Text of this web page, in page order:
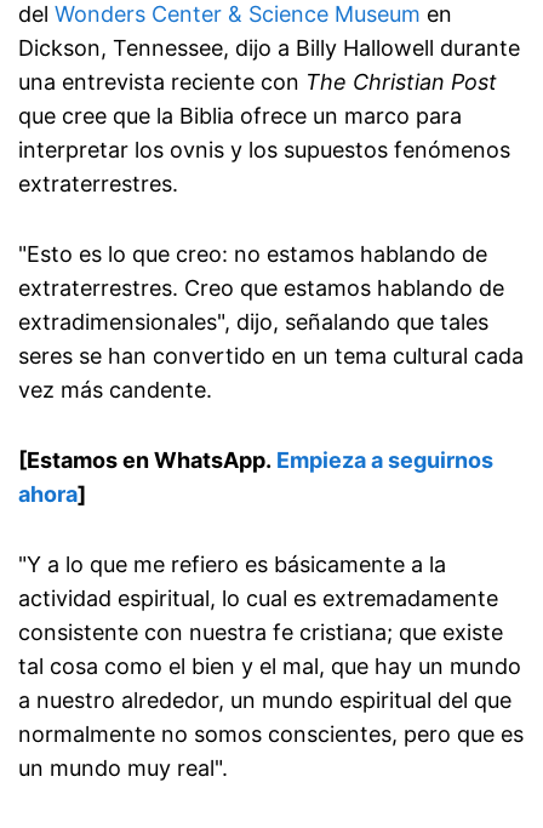
del Wonders Center & Science Museum en
Dickson, Tennessee, dijo a Billy Hallowell durante
una entrevista reciente con The Christian Post
que cree que la Biblia ofrece un marco para
interpretar los ovnis y los supuestos fenómenos
extraterrestres.
"Esto es lo que creo: no estamos hablando de
extraterrestres. Creo que estamos hablando de
extradimensionales", dijo, señalando que tales
seres se han convertido en un tema cultural cada
vez más candente.
[Estamos en WhatsApp. Empieza a seguirnos
ahora]
"Y a lo que me refiero es básicamente a la
actividad espiritual, lo cual es extremadamente
consistente con nuestra fe cristiana; que existe
tal cosa como el bien y el mal, que hay un mundo
a nuestro alrededor, un mundo espiritual del que
normalmente no somos conscientes, pero que es
un mundo muy real".